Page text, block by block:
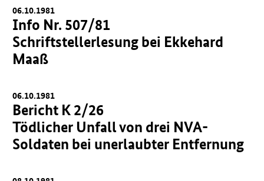
06.10.1981
Info Nr. 507/81
Schriftstellerlesung bei Ekkehard
Maaß
06.10.1981
Bericht K 2/26
Tödlicher Unfall von drei NVA-
Soldaten bei unerlaubter Entfernung